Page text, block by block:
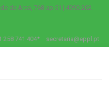
de Arca, 768-ap 51 | 4990-202
258 741 404* secretaria@eppl.pt